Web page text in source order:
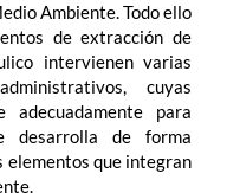
Ambiente. Todo ello
de extracción de
intervienen varias
cuyas
adecuadamente para
desarrolla de forma
elementos que integran